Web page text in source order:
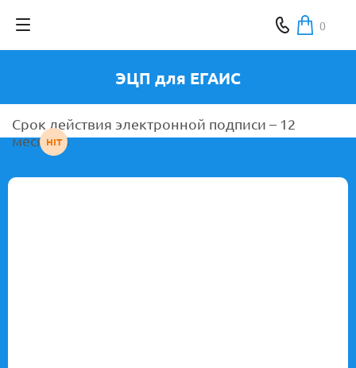
0
ЭЦП для ЕГАИС
Срок действия электронной подписи – 12
месяцев
HIT